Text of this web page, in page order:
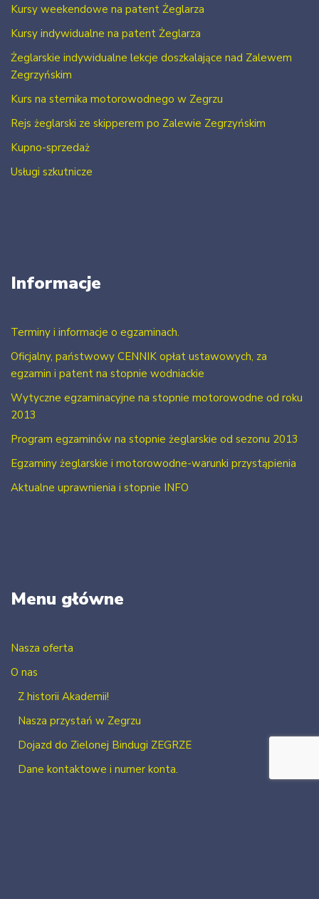
Kursy weekendowe na patent Żeglarza
Kursy indywidualne na patent Żeglarza
Żeglarskie indywidualne lekcje doszkalające nad Zalewem
Zegrzyńskim
Kurs na sternika motorowodnego w Zegrzu
Rejs żeglarski ze skipperem po Zalewie Zegrzyńskim
Kupno-sprzedaż
Usługi szkutnicze
Informacje
Terminy i informacje o egzaminach.
Oficjalny, państwowy CENNIK opłat ustawowych, za
egzamin i patent na stopnie wodniackie
Wytyczne egzaminacyjne na stopnie motorowodne od roku
2013
Program egzaminów na stopnie żeglarskie od sezonu 2013
Egzaminy żeglarskie i motorowodne-warunki przystąpienia
Aktualne uprawnienia i stopnie INFO
Menu główne
Nasza oferta
O nas
Z historii Akademii!
Nasza przystań w Zegrzu
Dojazd do Zielonej Bindugi ZEGRZE
Dane kontaktowe i numer konta.